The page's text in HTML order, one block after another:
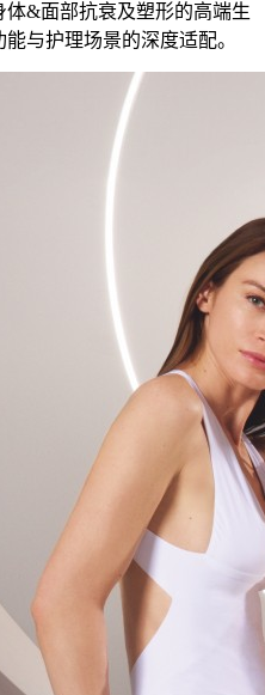
&面部抗衰及塑形的高端生
与护理场景的深度适配。